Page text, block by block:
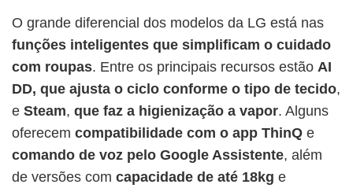
O grande diferencial dos modelos da LG está nas
funções inteligentes que simplificam o cuidado
com roupas. Entre os principais recursos estão AI
DD, que ajusta o ciclo conforme o tipo de tecido,
e Steam, que faz a higienização a vapor. Alguns
oferecem compatibilidade com o app ThinQ e
comando de voz pelo Google Assistente, além
de versões com capacidade de até 18kg e